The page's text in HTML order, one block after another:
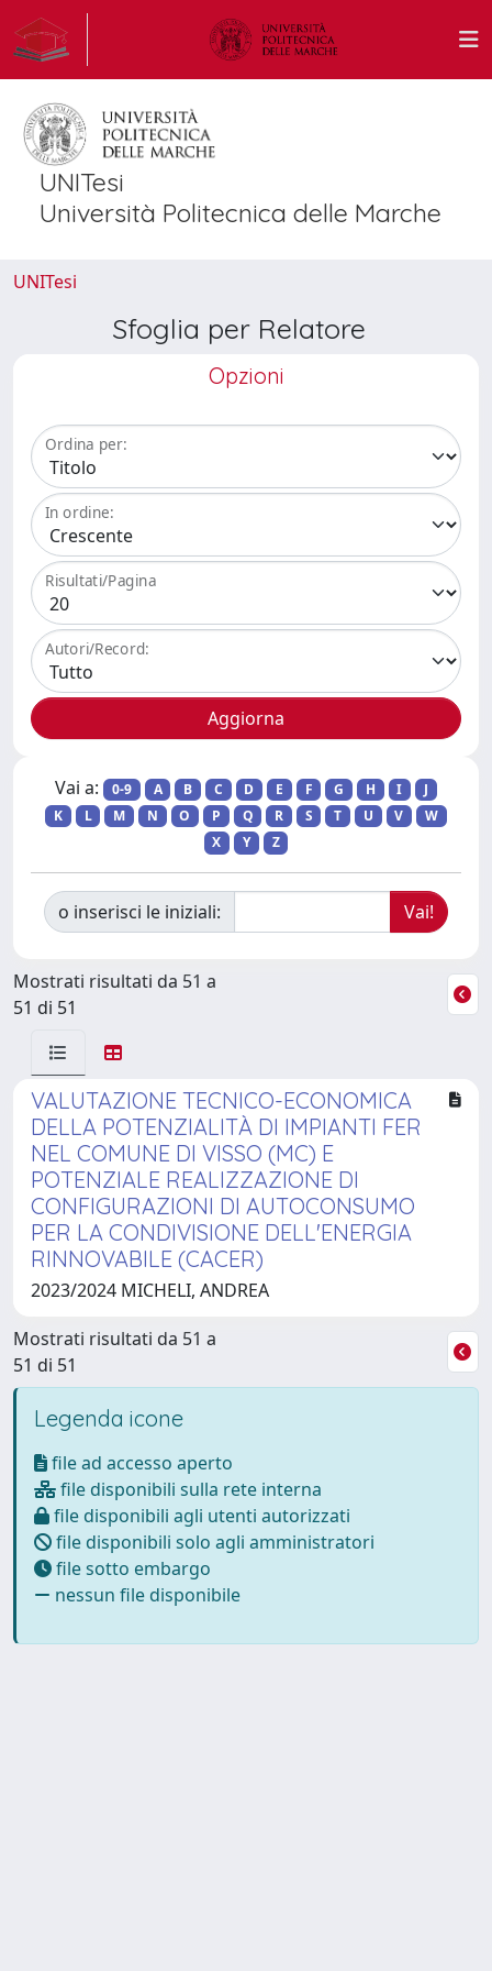
UNITesi
Università Politecnica delle Marche
UNITesi
Sfoglia per Relatore
Opzioni
Ordina per:
In ordine:
Risultati/Pagina
Autori/Record:
Vai a: 0-9 A B C D E F G H I
J
K
L M N O P Q R S T U V
W
X
Y Z
o inserisci le iniziali:
Mostrati risultati da 51 a
51 di 51
VALUTAZIONE TECNICO-ECONOMICA
DELLA POTENZIALITÀ DI IMPIANTI FER
NEL COMUNE DI VISSO (MC) E
POTENZIALE REALIZZAZIONE DI
CONFIGURAZIONI DI AUTOCONSUMO
PER LA CONDIVISIONE DELL'ENERGIA
RINNOVABILE (CACER)
2023/2024 MICHELI, ANDREA
Mostrati risultati da 51 a
51 di 51
Legenda icone
file ad accesso aperto
file disponibili sulla rete interna
file disponibili agli utenti autorizzati
file disponibili solo agli amministratori
file sotto embargo
nessun file disponibile